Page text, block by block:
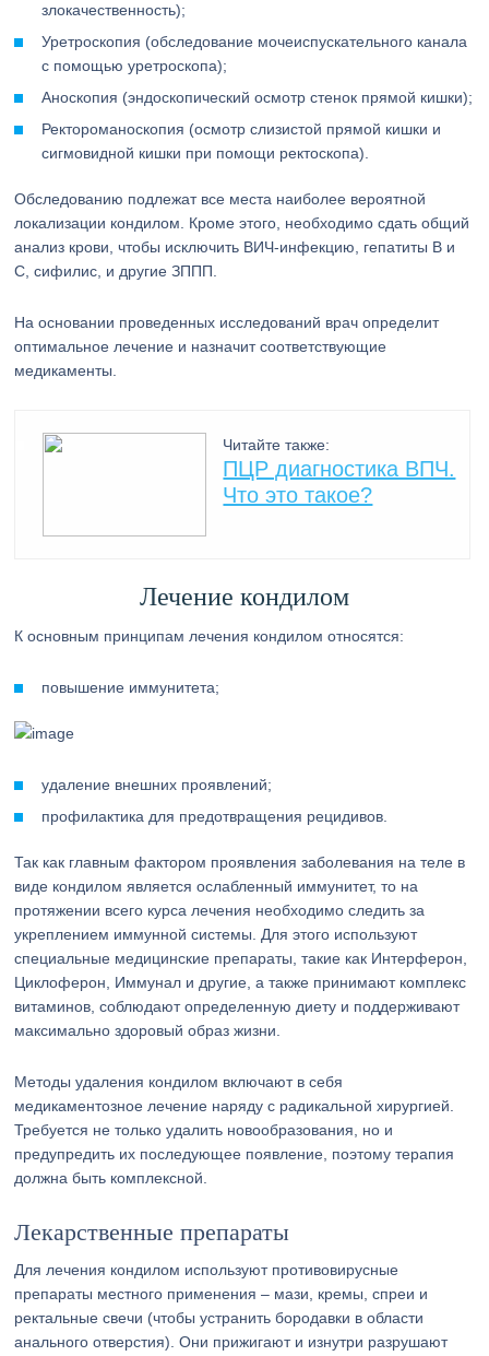
злокачественность);
Уретроскопия (обследование мочеиспускательного канала
с помощью уретроскопа);
Аноскопия (эндоскопический осмотр стенок прямой кишки);
Ректороманоскопия (осмотр слизистой прямой кишки и
сигмовидной кишки при помощи ректоскопа).
Обследованию подлежат все места наиболее вероятной
локализации кондилом. Кроме этого, необходимо сдать общий
анализ крови, чтобы исключить ВИЧ-инфекцию, гепатиты В и
С, сифилис, и другие ЗППП.
На основании проведенных исследований врач определит
оптимальное лечение и назначит соответствующие
медикаменты.
Читайте также:
ПЦР диагностика ВПЧ.
Что это такое?
Лечение кондилом
К основным принципам лечения кондилом относятся:
повышение иммунитета;
удаление внешних проявлений;
профилактика для предотвращения рецидивов.
Так как главным фактором проявления заболевания на теле в
виде кондилом является ослабленный иммунитет, то на
протяжении всего курса лечения необходимо следить за
укреплением иммунной системы. Для этого используют
специальные медицинские препараты, такие как Интерферон,
Циклоферон, Иммунал и другие, а также принимают комплекс
витаминов, соблюдают определенную диету и поддерживают
максимально здоровый образ жизни.
Методы удаления кондилом включают в себя
медикаментозное лечение наряду с радикальной хирургией.
Требуется не только удалить новообразования, но и
предупредить их последующее появление, поэтому терапия
должна быть комплексной.
Лекарственные препараты
Для лечения кондилом используют противовирусные
препараты местного применения – мази, кремы, спреи и
ректальные свечи (чтобы устранить бородавки в области
анального отверстия). Они прижигают и изнутри разрушают